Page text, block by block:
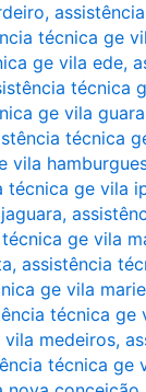
,
técnica ge
ge vila ede,
técnica
ge vila
técnica
vila
técnica ge vila
,
ge vila
, assistência
ge vila
técnica ge
medeiros,
técnica ge